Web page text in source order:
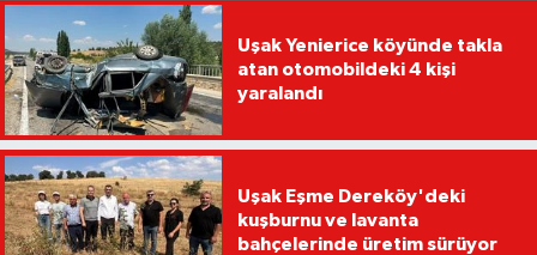
Uşak Yenierice köyünde takla
atan otomobildeki 4 kişi
yaralandı
Uşak Eşme Dereköy'deki
kuşburnu ve lavanta
bahçelerinde üretim sürüyor